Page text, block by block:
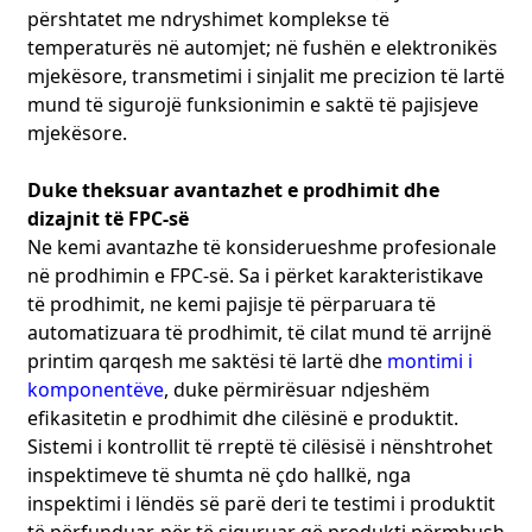
përshtatet me ndryshimet komplekse të
temperaturës në automjet; në fushën e elektronikës
mjekësore, transmetimi i sinjalit me precizion të lartë
mund të sigurojë funksionimin e saktë të pajisjeve
mjekësore.
Duke theksuar avantazhet e prodhimit dhe
dizajnit të FPC-së
Ne kemi avantazhe të konsiderueshme profesionale
në prodhimin e FPC-së. Sa i përket karakteristikave
të prodhimit, ne kemi pajisje të përparuara të
automatizuara të prodhimit, të cilat mund të arrijnë
printim qarqesh me saktësi të lartë dhe montimi i
komponentëve, duke përmirësuar ndjeshëm
efikasitetin e prodhimit dhe cilësinë e produktit.
Sistemi i kontrollit të rreptë të cilësisë i nënshtrohet
inspektimeve të shumta në çdo hallkë, nga
inspektimi i lëndës së parë deri te testimi i produktit
vëmendje rezistencës ndaj temperaturave të larta,
rezistencës ndaj motit dhe rezistencës ndaj dridhjeve në
përzgjedhjen e materialit. Për shembull, FPC-ja e përdorur
në sistemin e kontrollit të motorit të automobilave mund të
funksionojë në mënyrë të qëndrueshme në mjedise me
pas trajtimit të veçantë të procesit të kapsulimit. Në
sistemin inteligjent të asistencës për drejtimin, FPC-ja që
prodhojmë ka aftësi transmetimi të të dhënave me
shpejtësi të lartë dhe mund të transmetojë shpejt dhe me
saktësi një sasi të madhe të të dhënave të mbledhura nga
sensorët, duke ofruar mbështetje në kohë për
vendimmarrjen dhe kontrollin e automjeteve. Ne
bashkëpunojmë me shumë prodhues të njohur të
automobilave për të furnizuar FPC për modelet e tyre të
ndryshme. Përmes verifikimit aktual të instalimit të
automjeteve, besueshmëria e produktit është njohur
plotësisht, duke përmirësuar në mënyrë efektive
performancën dhe stabilitetin e sistemeve elektronike të
automobilave dhe duke ndihmuar industrinë e